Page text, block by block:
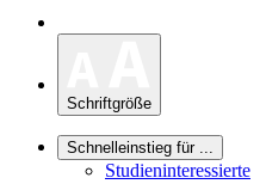
Schriftgröße
Schnelleinstieg für ...
Studieninteressierte